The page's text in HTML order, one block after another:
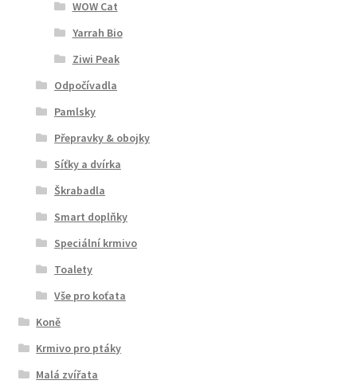
WOW Cat
Yarrah Bio
Ziwi Peak
Odpočívadla
Pamlsky
Přepravky & obojky
Síťky a dvírka
Škrabadla
Smart doplňky
Speciální krmivo
Toalety
Vše pro koťata
Koně
Krmivo pro ptáky
Malá zvířata